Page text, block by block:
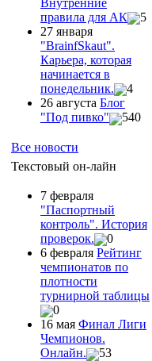
правила для АК
5
27 января
"ВrainfSkaut".
Карьера, которая
начинается в
понедельник.
4
26 августа Блог
"Под пивко"
540
Все новости
Текстовый он-лайн
7 февраля
"Паспортный
контроль". История
проверок.
0
6 февраля Рейтинг
чемпионатов по
плотности
турнирной таблицы
0
16 мая Финал Лиги
Чемпионов.
Онлайн.
53